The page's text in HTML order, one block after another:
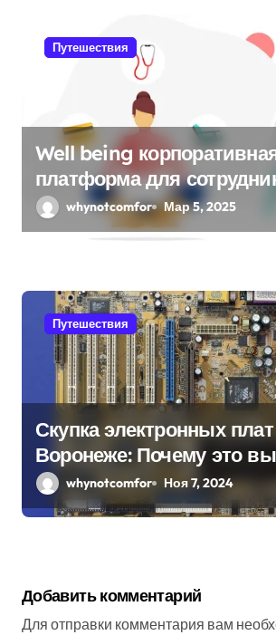
Путешествия
Well being
платформа для
“Понимаю”
whynotcomfor Мар 5, 2025
Путешествия
Скупка электронных
Воронеже: Почему это
важноwhynotcomfor Ноя 7, 2024
Добавить комментарий
Для отправки комментария вам